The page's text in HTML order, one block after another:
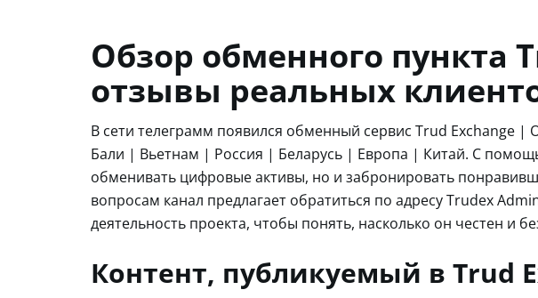
Обзор обменного пункта
отзывы реальных
В сети телеграмм появился обменный сервис Trud Exchange
Бали | Вьетнам | Россия | Беларусь | Европа | Китай. С
обменивать цифровые активы, но и забронировать
вопросам канал предлагает обратиться по адресу Trudex
деятельность проекта, чтобы понять, насколько он честен и
Контент, публикуемый в Trud